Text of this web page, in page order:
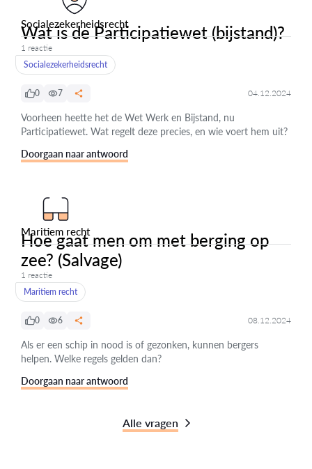
Socialezekerheidsrecht
Wat is de Participatiewet (bijstand)?
1 reactie
Socialezekerheidsrecht
0 7 04.12.2024
Voorheen heette het de Wet Werk en Bijstand, nu
Participatiewet. Wat regelt deze precies, en wie voert hem uit?
Doorgaan naar antwoord
Maritiem recht
Hoe gaat men om met berging op
zee? (Salvage)
1 reactie
Maritiem recht
0 6 08.12.2024
Als er een schip in nood is of gezonken, kunnen bergers
helpen. Welke regels gelden dan?
Doorgaan naar antwoord
Alle vragen